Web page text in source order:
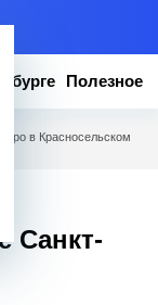
Полезное
в Красносельском
Санкт-